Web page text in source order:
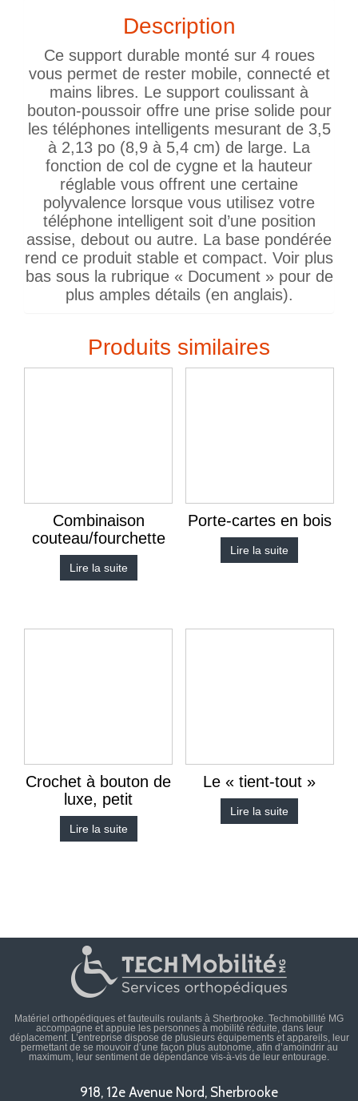
Description
Ce support durable monté sur 4 roues
vous permet de rester mobile, connecté et
mains libres. Le support coulissant à
bouton-poussoir offre une prise solide pour
les téléphones intelligents mesurant de 3,5
à 2,13 po (8,9 à 5,4 cm) de large. La
fonction de col de cygne et la hauteur
réglable vous offrent une certaine
polyvalence lorsque vous utilisez votre
téléphone intelligent soit d’une position
assise, debout ou autre. La base pondérée
rend ce produit stable et compact. Voir plus
bas sous la rubrique « Document » pour de
plus amples détails (en anglais).
Produits similaires
Combinaison
couteau/fourchette
Lire la suite
Porte-cartes en bois
Lire la suite
Crochet à bouton de
luxe, petit
Lire la suite
Le « tient-tout »
Lire la suite
Matériel orthopédiques et fauteuils roulants à Sherbrooke. Techmobillité MG
accompagne et appuie les personnes à mobilité réduite, dans leur
déplacement. L’entreprise dispose de plusieurs équipements et appareils, leur
permettant de se mouvoir d’une façon plus autonome, afin d’amoindrir au
maximum, leur sentiment de dépendance vis-à-vis de leur entourage.
918, 12e Avenue Nord, Sherbrooke